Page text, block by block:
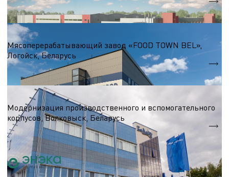
S = 6 000 м.кв.
Пищевая промышленность
Мясоперерабатывающий завод «FOOD TOWN BEL»,
Логойск, Беларусь
S = 3 800 м.кв.
Пищевая промышленность
Модернизация производственного и вспомогательного
корпусов, Волковыск, Беларусь
S = 7 864 м.кв.